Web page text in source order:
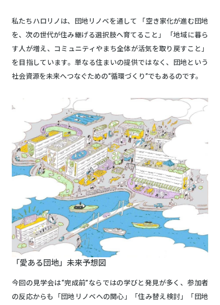
私たちハロリノは、団地リノベを通して 「空き家化が進む団地
を、次の世代が住み継げる選択肢へ育てること」 「地域に暮ら
す人が増え、コミュニティやまち全体が活気を取り戻すこと」
を目指しています。単なる住まいの提供ではなく、団地という
社会資源を未来へつなぐための“循環づくり”でもあるのです。
「愛ある団地」未来予想図
今回の見学会は“完成前”ならではの学びと発見が多く、参加者
の反応からも「団地リノベへの関心」「住み替え検討」「団地